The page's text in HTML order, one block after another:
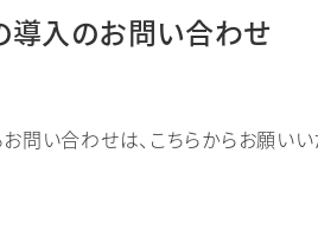
導入のお問い合わせ
問い合わせは、こちらからお願いい